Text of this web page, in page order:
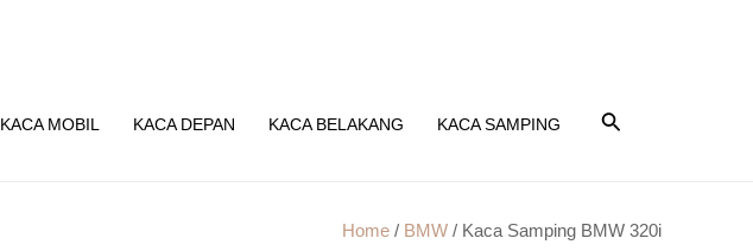
KACA MOBIL KACA DEPAN KACA BELAKANG KACA SAMPING
Home / BMW / Kaca Samping BMW 320i